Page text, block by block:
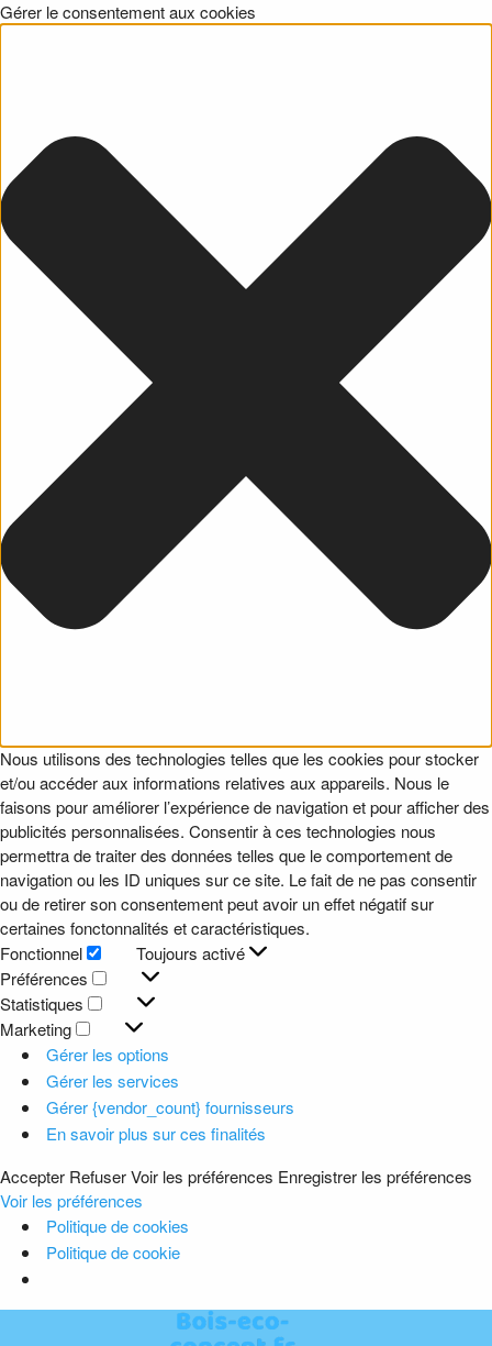
Gérer le consentement aux cookies
Nous utilisons des technologies telles que les cookies pour stocker
et/ou accéder aux informations relatives aux appareils. Nous le
faisons pour améliorer l’expérience de navigation et pour afficher des
publicités personnalisées. Consentir à ces technologies nous
permettra de traiter des données telles que le comportement de
navigation ou les ID uniques sur ce site. Le fait de ne pas consentir
ou de retirer son consentement peut avoir un effet négatif sur
certaines fonctonnalités et caractéristiques.
Fonctionnel
Fonctionnel
Toujours activé
Préférences
Préférences
Statistiques
Statistiques
Marketing
Marketing
Gérer les options
Gérer les services
Gérer {vendor_count} fournisseurs
En savoir plus sur ces finalités
Accepter RefuserVoir les préférences Enregistrer les préférences
Voir les préférences
Politique de cookies
Politique de cookie